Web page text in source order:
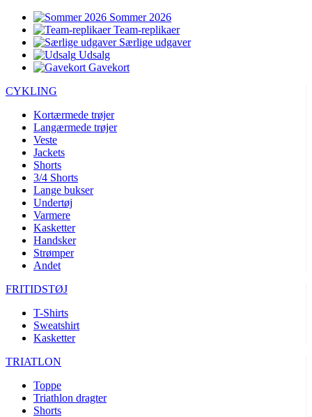
Sommer 2026
Team-replikaer
Særlige udgaver
Udsalg
Gavekort
CYKLING
Kortærmede trøjer
Langærmede trøjer
Veste
Jackets
Shorts
3/4 Shorts
Lange bukser
Undertøj
Varmere
Kasketter
Handsker
Strømper
Andet
FRITIDSTØJ
T-Shirts
Sweatshirt
Kasketter
TRIATLON
Toppe
Triathlon dragter
Shorts